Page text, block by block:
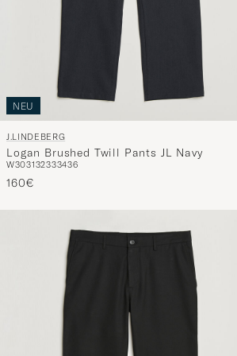
NEU
J.LINDEBERG
Logan Brushed Twill Pants JL Navy
W303132333436
160€